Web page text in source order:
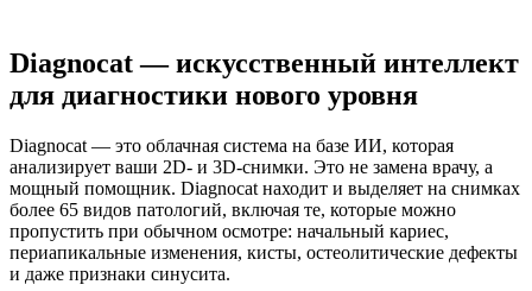
Diagnocat — искусственный интеллект
для диагностики нового уровня
Diagnocat — это облачная система на базе ИИ, которая
анализирует ваши 2D- и 3D-снимки. Это не замена врачу, а
мощный помощник. Diagnocat находит и выделяет на снимках
более 65 видов патологий, включая те, которые можно
пропустить при обычном осмотре: начальный кариес,
периапикальные изменения, кисты, остеолитические дефекты
и даже признаки синусита.